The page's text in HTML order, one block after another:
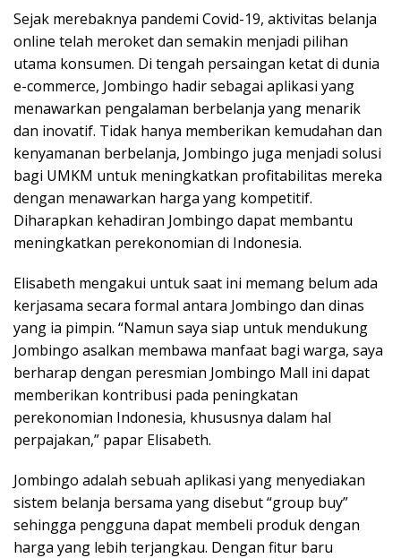
Sejak merebaknya pandemi Covid-19, aktivitas belanja
online telah meroket dan semakin menjadi pilihan
utama konsumen. Di tengah persaingan ketat di dunia
e-commerce, Jombingo hadir sebagai aplikasi yang
menawarkan pengalaman berbelanja yang menarik
dan inovatif. Tidak hanya memberikan kemudahan dan
kenyamanan berbelanja, Jombingo juga menjadi solusi
bagi UMKM untuk meningkatkan profitabilitas mereka
dengan menawarkan harga yang kompetitif.
Diharapkan kehadiran Jombingo dapat membantu
meningkatkan perekonomian di Indonesia.
Elisabeth mengakui untuk saat ini memang belum ada
kerjasama secara formal antara Jombingo dan dinas
yang ia pimpin. “Namun saya siap untuk mendukung
Jombingo asalkan membawa manfaat bagi warga, saya
berharap dengan peresmian Jombingo Mall ini dapat
memberikan kontribusi pada peningkatan
perekonomian Indonesia, khususnya dalam hal
perpajakan,” papar Elisabeth.
Jombingo adalah sebuah aplikasi yang menyediakan
sistem belanja bersama yang disebut “group buy”
sehingga pengguna dapat membeli produk dengan
harga yang lebih terjangkau. Dengan fitur baru